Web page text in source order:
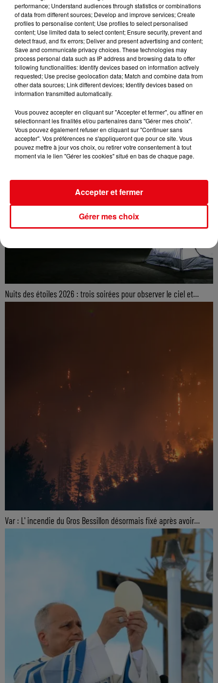
Trousse à pharmacie des vacances : les dix indispensables à
emporter
Nuits des étoiles 2026 : trois soirées pour observer le ciel et...
Var : L' incendie du Gros Bessillon désormais fixé après avoir...
performance; Understand audiences through statistics or combinations
of data from different sources; Develop and improve services; Create
profiles to personalise content; Use profiles to select personalised
content; Use limited data to select content; Ensure security, prevent and
detect fraud, and fix errors; Deliver and present advertising and content;
Save and communicate privacy choices. These technologies may
process personal data such as IP address and browsing data to offer
following functionalities: Identify devices based on information actively
requested; Use precise geolocation data; Match and combine data from
other data sources; Link different devices; Identify devices based on
information transmitted automatically.
Vous pouvez accepter en cliquant sur "Accepter et fermer", ou affiner en
sélectionnant les finalités et/ou partenaires dans "Gérer mes choix".
Vous pouvez également refuser en cliquant sur "Continuer sans
accepter". Vos préférences ne s'appliqueront que pour ce site. Vous
pouvez mettre à jour vos choix, ou retirer votre consentement à tout
moment via le lien "Gérer les cookies" situé en bas de chaque page.
Gérer mes choix
Accepter et fermer